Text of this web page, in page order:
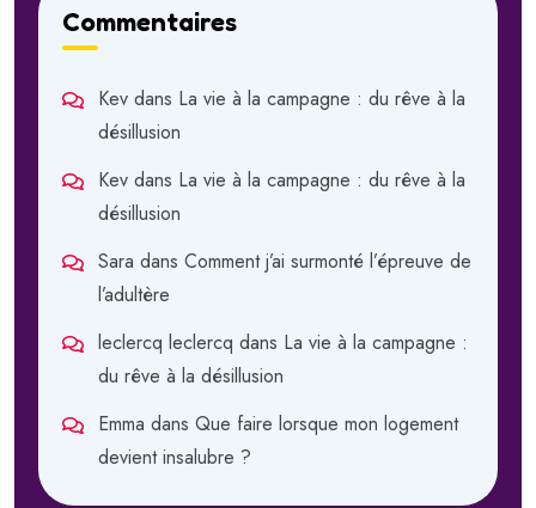
Commentaires
Kev dans La vie à la campagne : du rêve à la
désillusion
Kev dans La vie à la campagne : du rêve à la
désillusion
Sara dans Comment j’ai surmonté l’épreuve de
l’adultère
leclercq leclercq dans La vie à la campagne :
du rêve à la désillusion
Emma dans Que faire lorsque mon logement
devient insalubre ?